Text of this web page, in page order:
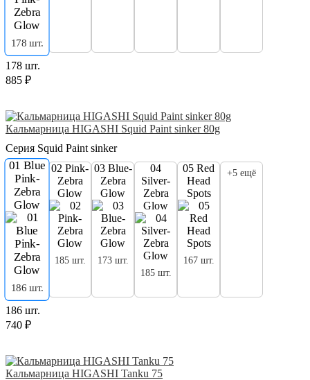
178 шт.
178 шт.
885 ₽
Кальмарница HIGASHI Squid Paint sinker 80g
Серия Squid Paint sinker
01 Blue
Pink-
Zebra
Glow
186 шт.
02 Pink-
Zebra
Glow
185 шт.
03 Blue-
Zebra
Glow
173 шт.
04
Silver-
Zebra
Glow
185 шт.
05 Red
Head
Spots
167 шт.
+5 ещё
186 шт.
740 ₽
Кальмарница HIGASHI Tanku 75